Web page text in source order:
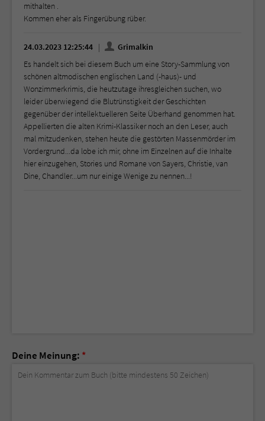
mithalten .
Kommen eher als Fingerübung rüber.
24.03.2023 12:25:44
Grimalkin
Es handelt sich bei diesem Buch um eine Story-Sammlung von
schönen altmodischen englischen Land (-haus)- und
Wonzimmerkrimis, die heutzutage ihresgleichen suchen, wo
leider überwiegend die Blutrünstigkeit der Geschichten
gegenüber der intellektuelleren Seite Überhand genommen hat.
Appellierten die alten Krimi-Klassiker noch an den Leser, auch
mal mitzudenken, stehen heute die gestörten Massenmörder im
Vordergrund...da lobe ich mir, ohne im Einzelnen auf die Inhalte
hier einzugehen, Stories und Romane von Sayers, Christie, van
Dine, Chandler...um nur einige Wenige zu nennen...!
Deine Meinung: *